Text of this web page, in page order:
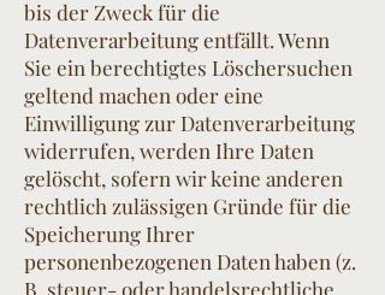
bis der Zweck für die
Datenverarbeitung entfällt. Wenn
Sie ein berechtigtes Löschersuchen
geltend machen oder eine
Einwilligung zur Datenverarbeitung
widerrufen, werden Ihre Daten
gelöscht, sofern wir keine anderen
rechtlich zulässigen Gründe für die
Speicherung Ihrer
personenbezogenen Daten haben (z.
B. steuer- oder handelsrechtliche